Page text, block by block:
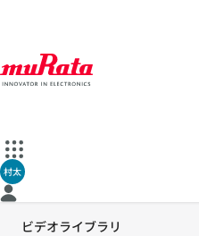
村太
ビデオライブラリ